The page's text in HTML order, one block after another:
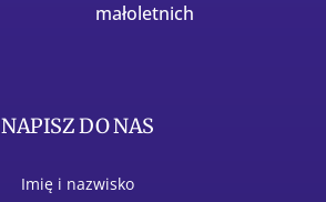
małoletnich
NAPISZ DO NAS